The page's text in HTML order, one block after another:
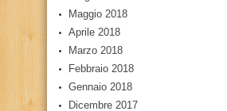
Maggio 2018
Aprile 2018
Marzo 2018
Febbraio 2018
Gennaio 2018
Dicembre 2017